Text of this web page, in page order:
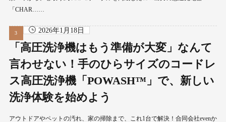
「CHAR……
2026年1月18日
「高圧洗浄機はもう準備が大変」なんて
言わせない！手のひらサイズのコードレ
ス高圧洗浄機「POWASH™」で、新しい
洗浄体験を始めよう
アウトドアやペットの汚れ、家の掃除まで、これ1台で解決！合同会社evenか